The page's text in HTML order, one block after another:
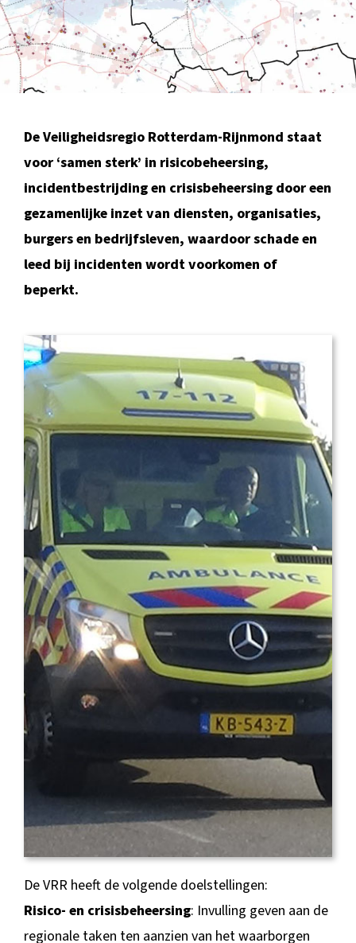
BLOG
De Veiligheidsregio Rotterdam-Rijnmond staat
voor ‘samen sterk’ in risicobeheersing,
incidentbestrijding en crisisbeheersing door een
gezamenlijke inzet van diensten, organisaties,
burgers en bedrijfsleven, waardoor schade en
leed bij incidenten wordt voorkomen of
beperkt.
De VRR heeft de volgende doelstellingen:
Risico- en crisisbeheersing: Invulling geven aan de
regionale taken ten aanzien van het waarborgen